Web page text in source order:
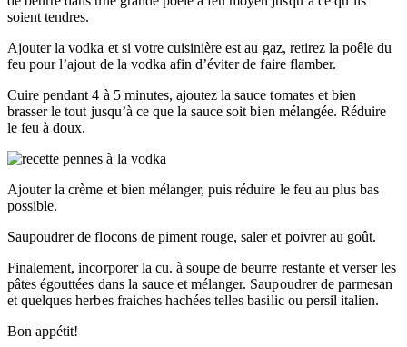
soient tendres.
Ajouter la vodka et si votre cuisinière est au gaz, retirez la poêle du
feu pour l’ajout de la vodka afin d’éviter de faire flamber.
Cuire pendant 4 à 5 minutes, ajoutez la sauce tomates et bien
brasser le tout jusqu’à ce que la sauce soit bien mélangée. Réduire
le feu à doux.
Ajouter la crème et bien mélanger, puis réduire le feu au plus bas
possible.
Saupoudrer de flocons de piment rouge, saler et poivrer au goût.
Finalement, incorporer la cu. à soupe de beurre restante et verser les
pâtes égouttées dans la sauce et mélanger. Saupoudrer de parmesan
et quelques herbes fraiches hachées telles basilic ou persil italien.
Bon appétit!